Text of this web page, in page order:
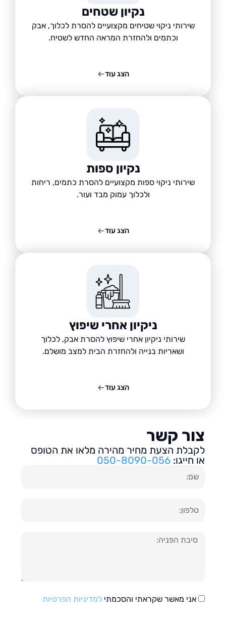
נקיון שטחים
שירותי ניקוי שטיחים מקצועיים להסרת לכלוך, אבק
וכתמים ולהחזרת המראה החדש לשטיח.
נקיון ספות
שירותי ניקוי ספות מקצועיים להסרת כתמים, ריחות
ולכלוך עמוק מבד ועור.
ניקיון אחרי שיפוץ
שירותי ניקיון אחרי שיפוץ להסרת אבק, לכלוך
ושאריות בנייה ולהחזרת הבית למצב מושלם.
קשר
הצעת מחיר מהירה מלאו את הטופס
חייגו:050-8090-056
אני מאשר שקראתי והסכמתילמדיניות הפרטיות